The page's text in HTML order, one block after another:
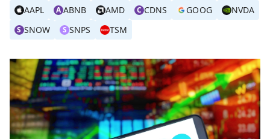
AAPL A ABNB AMD C CDNS GOOG NVDA
S SNOW S SNPS TSM